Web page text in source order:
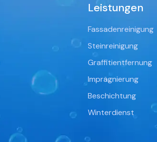
Leistungen
Fassadenreinigung
Steinreinigung
Graffitientfernung
Imprägnierung
Beschichtung
Winterdienst